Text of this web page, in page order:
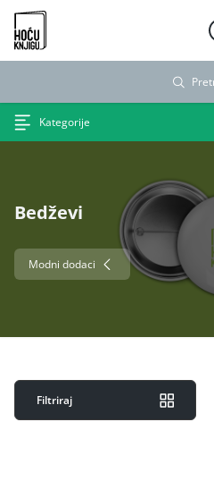
Hoću knjigu crni logo
Kategorije
Bedževi
Modni dodaci
Filtriraj